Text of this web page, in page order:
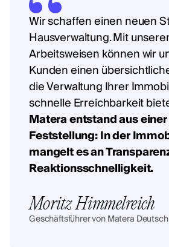
Wir schaffen einen neuen
Hausverwaltung. Mit
Arbeitsweisen können wir
Kunden einen
die Verwaltung Ihrer
schnelle Erreichbarkeit
Matera entstand aus
Feststellung: In der
mangelt es an
Reaktionsschnelligkeit.
Moritz Himmelreich
Geschäftsführer von Matera